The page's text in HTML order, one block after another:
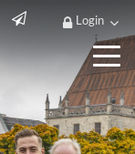
Login